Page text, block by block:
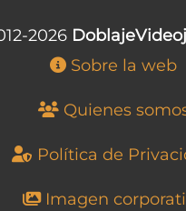
2026
Sobre la web
Quienes
Política de
Imagen